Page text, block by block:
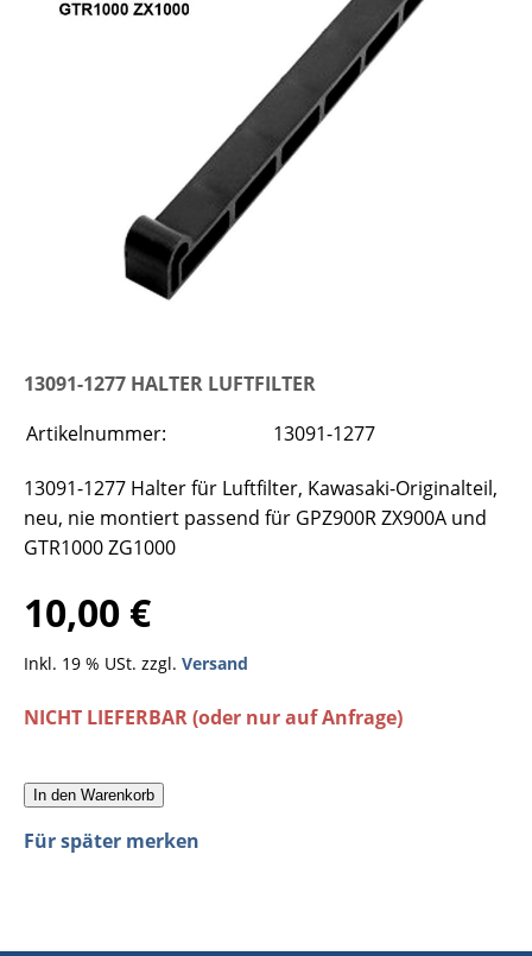
13091-1277 HALTER LUFTFILTER
Artikelnummer:
13091-1277
13091-1277 Halter für Luftfilter, Kawasaki-Originalteil,
neu, nie montiert passend für GPZ900R ZX900A und
GTR1000 ZG1000
10,00 €
Inkl. 19 % USt. zzgl. Versand
NICHT LIEFERBAR (oder nur auf Anfrage)
In den Warenkorb
Für später merken